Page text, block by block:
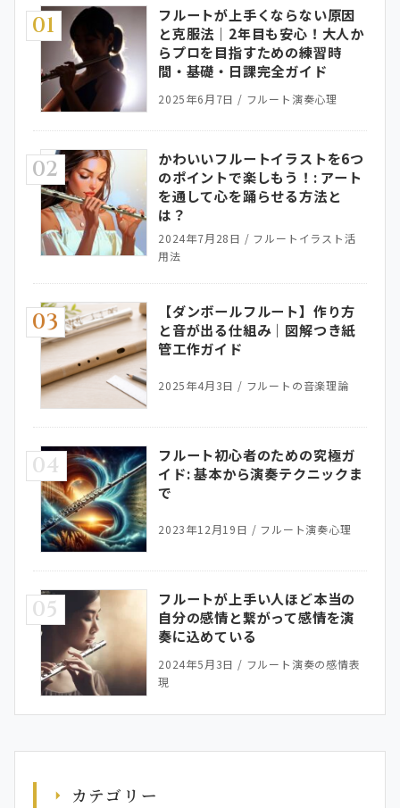
01
フルートが上手くならない原因
と克服法｜2年目も安心！大人か
らプロを目指すための練習時
間・基礎・日課完全ガイド
2025年6月7日 / フルート演奏心理
02
かわいいフルートイラストを6つ
のポイントで楽しもう！: アート
を通して心を踊らせる方法と
は？
2024年7月28日 / フルートイラスト活
用法
03
【ダンボールフルート】作り方
と音が出る仕組み｜図解つき紙
管工作ガイド
2025年4月3日 / フルートの音楽理論
04
フルート初心者のための究極ガ
イド: 基本から演奏テクニックま
で
2023年12月19日 / フルート演奏心理
05
フルートが上手い人ほど本当の
自分の感情と繋がって感情を演
奏に込めている
2024年5月3日 / フルート演奏の感情表
現
カテゴリー